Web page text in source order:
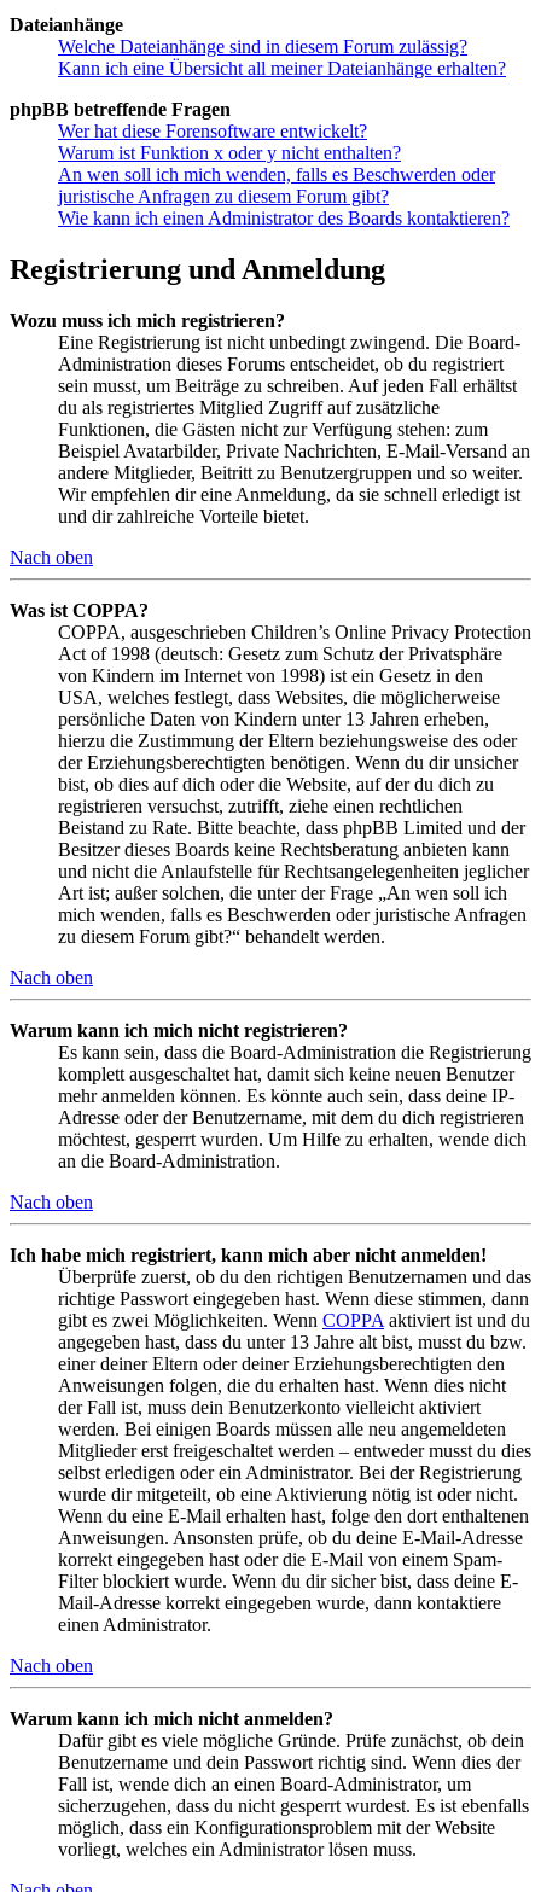
Dateianhänge
Welche Dateianhänge sind in diesem Forum zulässig?
Kann ich eine Übersicht all meiner Dateianhänge erhalten?
phpBB betreffende Fragen
Wer hat diese Forensoftware entwickelt?
Warum ist Funktion x oder y nicht enthalten?
An wen soll ich mich wenden, falls es Beschwerden oder
juristische Anfragen zu diesem Forum gibt?
Wie kann ich einen Administrator des Boards kontaktieren?
Registrierung und Anmeldung
Wozu muss ich mich registrieren?
Eine Registrierung ist nicht unbedingt zwingend. Die Board-
Administration dieses Forums entscheidet, ob du registriert
sein musst, um Beiträge zu schreiben. Auf jeden Fall erhältst
du als registriertes Mitglied Zugriff auf zusätzliche
Funktionen, die Gästen nicht zur Verfügung stehen: zum
Beispiel Avatarbilder, Private Nachrichten, E-Mail-Versand an
andere Mitglieder, Beitritt zu Benutzergruppen und so weiter.
Wir empfehlen dir eine Anmeldung, da sie schnell erledigt ist
und dir zahlreiche Vorteile bietet.
Nach oben
Was ist COPPA?
COPPA, ausgeschrieben Children’s Online Privacy Protection
Act of 1998 (deutsch: Gesetz zum Schutz der Privatsphäre
von Kindern im Internet von 1998) ist ein Gesetz in den
USA, welches festlegt, dass Websites, die möglicherweise
persönliche Daten von Kindern unter 13 Jahren erheben,
hierzu die Zustimmung der Eltern beziehungsweise des oder
der Erziehungsberechtigten benötigen. Wenn du dir unsicher
bist, ob dies auf dich oder die Website, auf der du dich zu
registrieren versuchst, zutrifft, ziehe einen rechtlichen
Beistand zu Rate. Bitte beachte, dass phpBB Limited und der
Besitzer dieses Boards keine Rechtsberatung anbieten kann
und nicht die Anlaufstelle für Rechtsangelegenheiten jeglicher
Art ist; außer solchen, die unter der Frage „An wen soll ich
mich wenden, falls es Beschwerden oder juristische Anfragen
zu diesem Forum gibt?“ behandelt werden.
Nach oben
Warum kann ich mich nicht registrieren?
Es kann sein, dass die Board-Administration die Registrierung
komplett ausgeschaltet hat, damit sich keine neuen Benutzer
mehr anmelden können. Es könnte auch sein, dass deine IP-
Adresse oder der Benutzername, mit dem du dich registrieren
möchtest, gesperrt wurden. Um Hilfe zu erhalten, wende dich
an die Board-Administration.
Nach oben
Ich habe mich registriert, kann mich aber nicht anmelden!
Überprüfe zuerst, ob du den richtigen Benutzernamen und das
richtige Passwort eingegeben hast. Wenn diese stimmen, dann
gibt es zwei Möglichkeiten. Wenn COPPA aktiviert ist und du
angegeben hast, dass du unter 13 Jahre alt bist, musst du bzw.
einer deiner Eltern oder deiner Erziehungsberechtigten den
Anweisungen folgen, die du erhalten hast. Wenn dies nicht
der Fall ist, muss dein Benutzerkonto vielleicht aktiviert
werden. Bei einigen Boards müssen alle neu angemeldeten
Mitglieder erst freigeschaltet werden – entweder musst du dies
selbst erledigen oder ein Administrator. Bei der Registrierung
wurde dir mitgeteilt, ob eine Aktivierung nötig ist oder nicht.
Wenn du eine E-Mail erhalten hast, folge den dort enthaltenen
Anweisungen. Ansonsten prüfe, ob du deine E-Mail-Adresse
korrekt eingegeben hast oder die E-Mail von einem Spam-
Filter blockiert wurde. Wenn du dir sicher bist, dass deine E-
Mail-Adresse korrekt eingegeben wurde, dann kontaktiere
einen Administrator.
Nach oben
Warum kann ich mich nicht anmelden?
Dafür gibt es viele mögliche Gründe. Prüfe zunächst, ob dein
Benutzername und dein Passwort richtig sind. Wenn dies der
Fall ist, wende dich an einen Board-Administrator, um
sicherzugehen, dass du nicht gesperrt wurdest. Es ist ebenfalls
möglich, dass ein Konfigurationsproblem mit der Website
vorliegt, welches ein Administrator lösen muss.